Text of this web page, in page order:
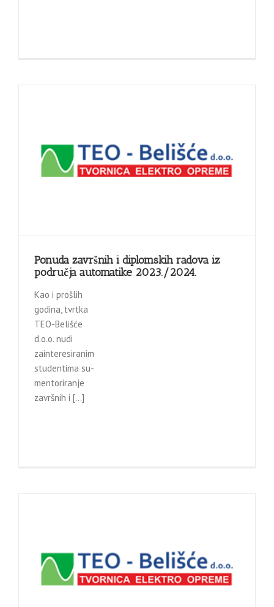
Ponuda završnih i diplomskih radova iz
područja automatike 2023./2024.
Kao i prošlih
godina, tvrtka
TEO-Belišće
d.o.o. nudi
zainteresiranim
studentima su-
mentoriranje
završnih i […]